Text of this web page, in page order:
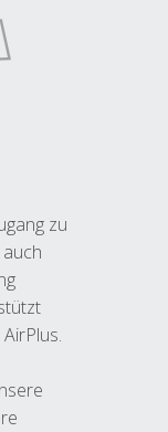
zu